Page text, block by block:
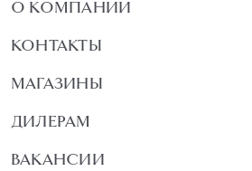
О КОМПАНИИ
КОНТАКТЫ
МАГАЗИНЫ
ДИЛЕРАМ
ВАКАНСИИ